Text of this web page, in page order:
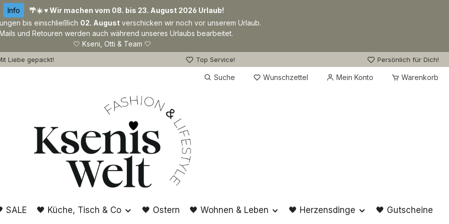
Info
🌴☀️ ♥ Wir machen vom 08. bis 23. August 2026 Urlaub!
bis einschließlich 02. August verschicken wir noch vor unserem Urlaub.
und Retouren werden auch während unseres Urlaubs bearbeitet.
🤍 Kseni, Otti & Team 🤍
Liebe gepackt! Top Service! Persönlich für Dich!
Suche Wunschzettel Du hast 0 Produkte auf dem Merkzettel
Mein Konto Warenkorb
SALE 🖤 Küche, Tisch & Co 🖤 Ostern 🖤 Wohnen & Leben 🖤 Herzensdinge 🖤 Gutscheine